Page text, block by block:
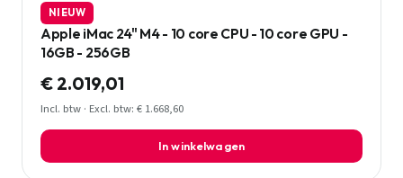
NIEUW
Apple iMac 24" M4 - 10 core CPU - 10 core GPU -
16GB - 256GB
€ 2.019,01
Incl. btw · Excl. btw: € 1.668,60
In winkelwagen